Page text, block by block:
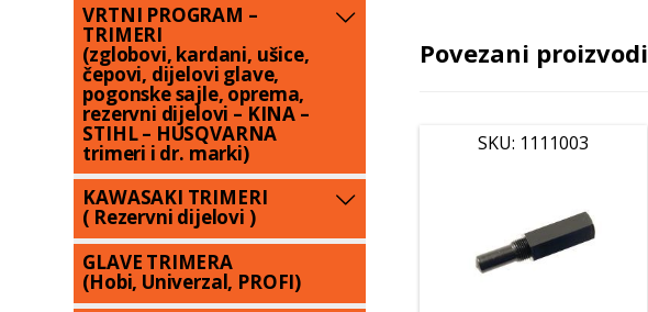
Povezani proizvodi
SKU: 1111003
VRTNI PROGRAM –
TRIMERI
(zglobovi, kardani, ušice,
čepovi, dijelovi glave,
pogonske sajle, oprema,
rezervni dijelovi – KINA –
STIHL – HUSQVARNA
trimeri i dr. marki)
KAWASAKI TRIMERI
( Rezervni dijelovi )
GLAVE TRIMERA
(Hobi, Univerzal, PROFI)